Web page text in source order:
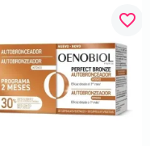
favorite_border